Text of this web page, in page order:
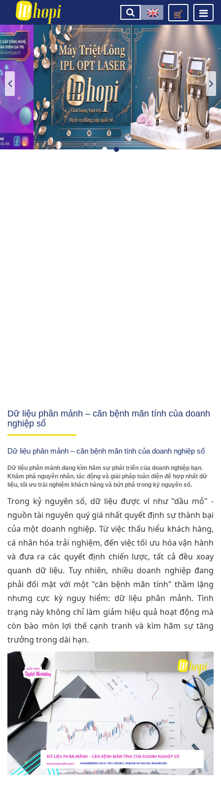
Dữ liệu phân mảnh – căn bệnh mãn tính của doanh
nghiệp số
Dữ liệu phân mảnh – căn bệnh mãn tính của doanh nghiệp số
Dữ liệu phân mảnh đang kìm hãm sự phát triển của doanh nghiệp bạn.
Khám phá nguyên nhân, tác động và giải pháp toàn diện để hợp nhất dữ
liệu, tối ưu trải nghiệm khách hàng và bứt phá trong kỷ nguyên số.
Trong kỷ nguyên số, dữ liệu được ví như "dầu mỏ" -
nguồn tài nguyên quý giá nhất quyết định sự thành bại
của một doanh nghiệp. Từ việc thấu hiểu khách hàng,
cá nhân hóa trải nghiệm, đến việc tối ưu hóa vận hành
và đưa ra các quyết định chiến lược, tất cả đều xoay
quanh dữ liệu. Tuy nhiên, nhiều doanh nghiệp đang
phải đối mặt với một "căn bệnh mãn tính" thầm lặng
nhưng cực kỳ nguy hiểm: dữ liệu phân mảnh. Tình
trạng này không chỉ làm giảm hiệu quả hoạt động mà
còn bào mòn lợi thế cạnh tranh và kìm hãm sự tăng
trưởng trong dài hạn.